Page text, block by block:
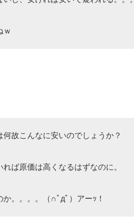
ｗ
故こんなに安いのでしょうか？
ば原価は高くなるはずなのに。
。。。。（∩ﾟдﾟ）アーｯ！